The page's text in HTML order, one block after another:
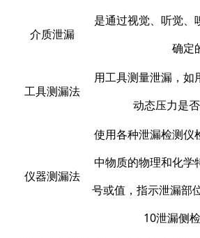
介质泄漏
是通过视觉、听觉、
确定
工具测漏法
用工具测量泄漏，如
动态压力是否
仪器测漏法
使用各种泄漏检测仪
中物质的物理和化学
号或值，指示泄漏部
10泄漏侧